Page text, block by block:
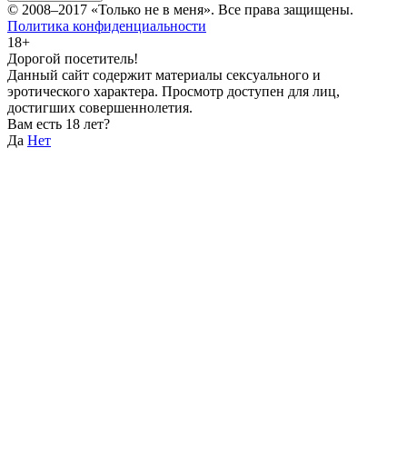
© 2008–2017 «Только не в меня». Все права защищены.
Политика конфиденциальности
18+
Дорогой посетитель!
Данный сайт содержит материалы сексуального и
эротического характера. Просмотр доступен для лиц,
достигших совершеннолетия.
Вам есть 18 лет?
Да Нет